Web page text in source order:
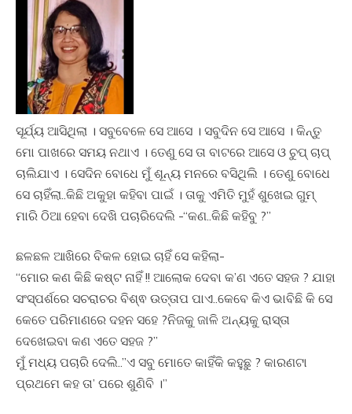
ସୂର୍ଯ୍ୟ ଆସିଥିଲା । ସବୁବେଳେ ସେ ଆସେ । ସବୁଦିନ ସେ ଆସେ । କିନ୍ତୁ
ମୋ ପାଖରେ ସମୟ ନଥାଏ । ତେଣୁ ସେ ତା ବାଟରେ ଆସେ ଓ ଚୁପ୍ ଚାପ୍
ଚାଲିଯାଏ । ସେଦିନ ବୋଧେ ମୁଁ ଶୂନ୍ୟ ମନରେ ବସିଥିଲି । ତେଣୁ ବୋଧେ
ସେ ଚାହିଁଲା..କିଛି ଅକୁହା କହିବା ପାଇଁ । ତାକୁ ଏମିତି ମୁହଁ ଶୁଖେଇ ଗୁମ୍
ମାରି ଠିଆ ହେବା ଦେଖି ପଚାରିଦେଲି -“କଣ..କିଛି କହିବୁ ?”
ଛଳଛଳ ଆଖିରେ ବିକଳ ହୋଇ ଚାହିଁ ସେ କହିଲା-
“ମୋର କଣ କିଛି କଷ୍ଟ ନାହିଁ !! ଆଲୋକ ଦେବା କ’ଣ ଏତେ ସହଜ ? ଯାହା
ସଂସ୍ପର୍ଶରେ ସଚରାଚର ବିଶ୍ଵ ଉତ୍ତାପ ପାଏ..କେବେ କିଏ ଭାବିଛି କି ସେ
କେତେ ପରିମାଣରେ ଦହନ ସହେ ?ନିଜକୁ ଜାଳି ଅନ୍ୟକୁ ରାସ୍ତା
ଦେଖେଇବା କଣ ଏତେ ସହଜ ?”
ମୁଁ ମଧ୍ୟ ପଚାରି ଦେଲି..”ଏ ସବୁ ମୋତେ କାହିଁକି କହୁଛୁ ? କାରଣଟା
ପ୍ରଥମେ କହ ତା’ ପରେ ଶୁଣିବି ।”